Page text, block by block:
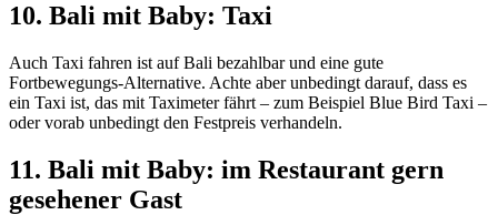
10. Bali mit Baby: Taxi
Auch Taxi fahren ist auf Bali bezahlbar und eine gute
Fortbewegungs-Alternative. Achte aber unbedingt darauf, dass es
ein Taxi ist, das mit Taximeter fährt – zum Beispiel Blue Bird Taxi –
oder vorab unbedingt den Festpreis verhandeln.
11. Bali mit Baby: im Restaurant gern
gesehener Gast